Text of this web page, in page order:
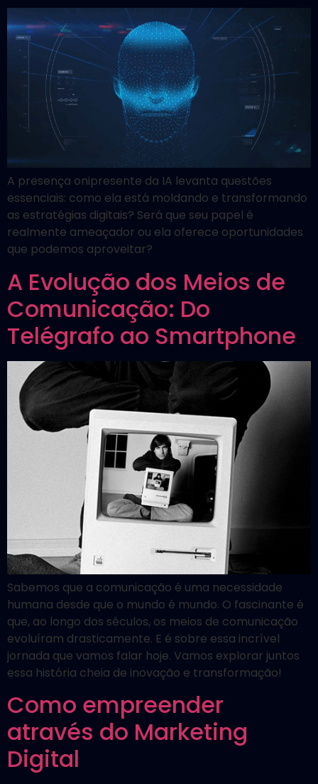
A presença onipresente da IA levanta questões
essenciais: como ela está moldando e transformando
as estratégias digitais? Será que seu papel é
realmente ameaçador ou ela oferece oportunidades
que podemos aproveitar?
A Evolução dos Meios de
Comunicação: Do
Telégrafo ao Smartphone
Sabemos que a comunicação é uma necessidade
humana desde que o mundo é mundo. O fascinante é
que, ao longo dos séculos, os meios de comunicação
evoluíram drasticamente. E é sobre essa incrível
jornada que vamos falar hoje. Vamos explorar juntos
essa história cheia de inovação e transformação!
Como empreender
através do Marketing
Digital